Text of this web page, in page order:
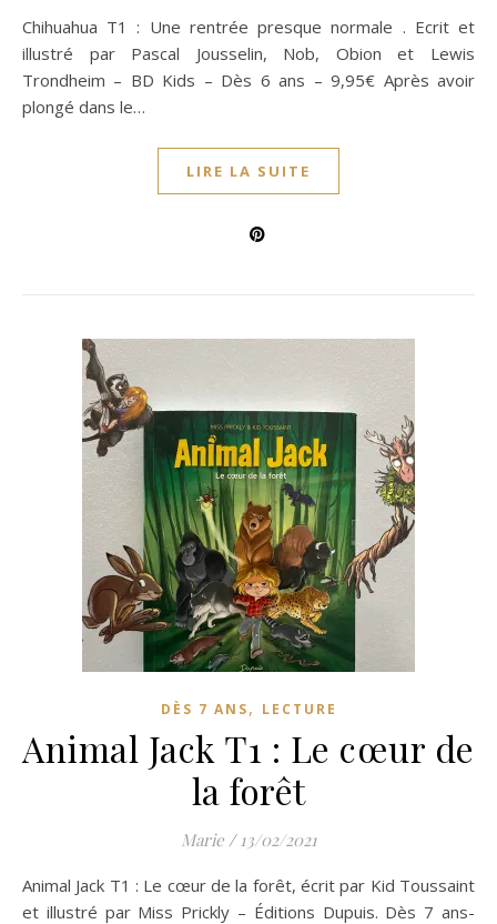
Chihuahua T1 : Une rentrée presque normale . Ecrit et
illustré par Pascal Jousselin, Nob, Obion et Lewis
Trondheim – BD Kids – Dès 6 ans – 9,95€ Après avoir
plongé dans le…
LIRE LA SUITE
DÈS 7 ANS, LECTURE
Animal Jack T1 : Le cœur de
la forêt
Marie / 13/02/2021
Animal Jack T1 : Le cœur de la forêt, écrit par Kid Toussaint
et illustré par Miss Prickly – Éditions Dupuis. Dès 7 ans-